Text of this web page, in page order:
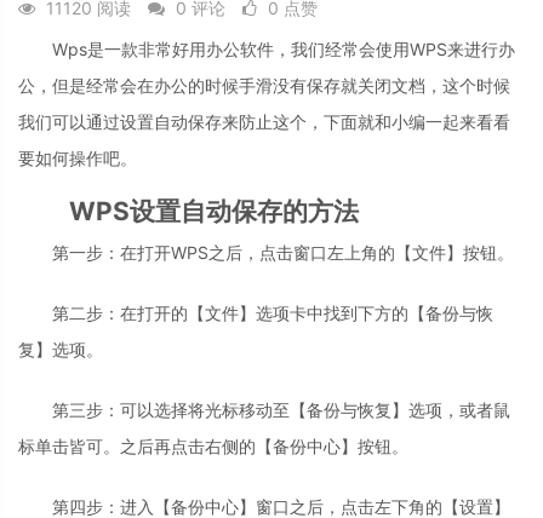
11120 阅读 0 评论
0 点赞
Wps是一款非常好用办公软件，我们经常会使用WPS来进行办
公，但是经常会在办公的时候手滑没有保存就关闭文档，这个时候
我们可以通过设置自动保存来防止这个，下面就和小编一起来看看
要如何操作吧。
WPS设置自动保存的方法
第一步：在打开WPS之后，点击窗口左上角的【文件】按钮。
第二步：在打开的【文件】选项卡中找到下方的【备份与恢
复】选项。
第三步：可以选择将光标移动至【备份与恢复】选项，或者鼠
标单击皆可。之后再点击右侧的【备份中心】按钮。
第四步：进入【备份中心】窗口之后，点击左下角的【设置】